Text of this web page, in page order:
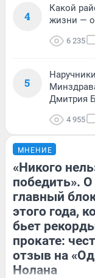
4
Какой
жизни —
6 235
5
Дмитрия
4 955
МНЕНИЕ
«Никого
победить».
главный
этого года,
бьет
прокате:
отзыв на
Нолана